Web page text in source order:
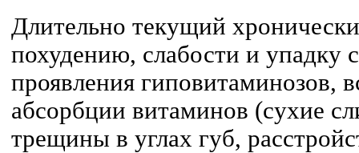
Длительно текущий
похудению, слабости и упадку
проявления гиповитаминозов,
абсорбции витаминов (сухие
трещины в углах губ,